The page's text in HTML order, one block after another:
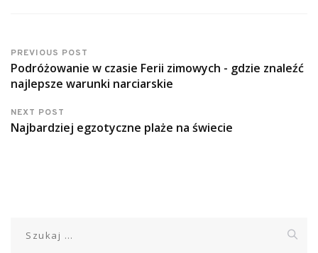
PREVIOUS POST
Podróżowanie w czasie Ferii zimowych - gdzie znaleźć
najlepsze warunki narciarskie
NEXT POST
Najbardziej egzotyczne plaże na świecie